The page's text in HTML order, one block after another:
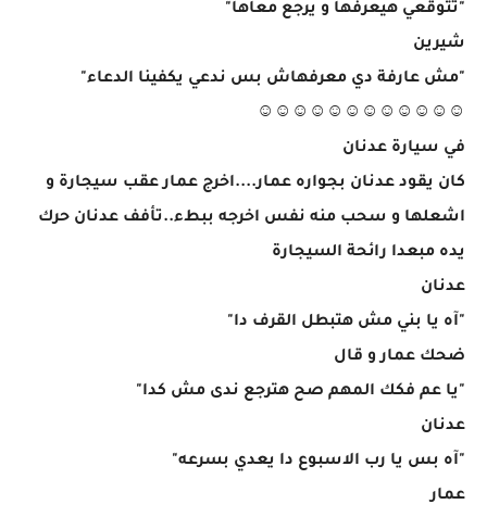
"تتوقعي هيعرفها و يرجع معاها"
شيرين
"مش عارفة دي معرفهاش بس ندعي يكفينا الدعاء"
☺☺☺☺☺☺☺☺☺☺☺☺
في سيارة عدنان
كان يقود عدنان بجواره عمار....اخرج عمار عقب سيجارة و
اشعلها و سحب منه نفس اخرجه ببطء..تأفف عدنان حرك
يده مبعدا رائحة السيجارة
عدنان
"آه يا بني مش هتبطل القرف دا"
ضحك عمار و قال
"يا عم فكك المهم صح هترجع ندى مش كدا"
عدنان
"آه بس يا رب الاسبوع دا يعدي بسرعه"
عمار